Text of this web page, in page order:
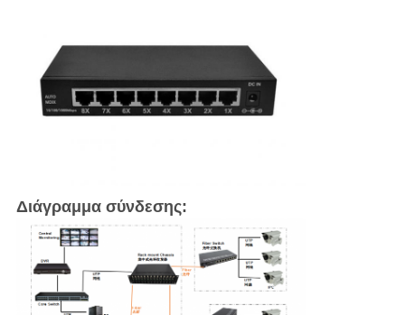
Διάγραμμα σύνδεσης: